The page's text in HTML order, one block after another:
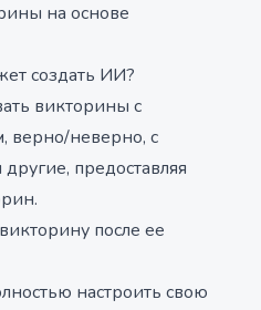
на основе
создать ИИ?
викторины с
верно/неверно, с
предоставляя
после ее
настроить свою